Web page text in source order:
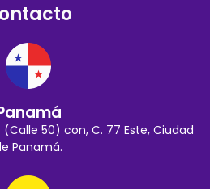
50) con, C. 77 Este, Ciudad
Panamá.